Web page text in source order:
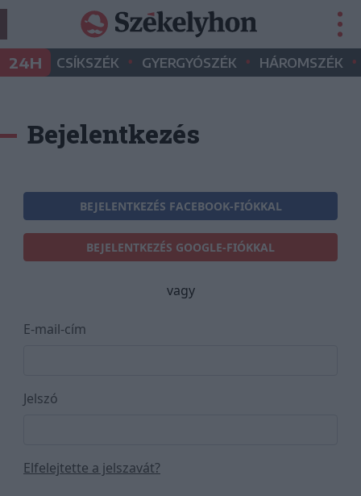
24H CSÍKSZÉK • GYERGYÓSZÉK • HÁROMSZÉK •
Bejelentkezés
BEJELENTKEZÉS FACEBOOK-FIÓKKAL
BEJELENTKEZÉS GOOGLE-FIÓKKAL
vagy
E-mail-cím
Jelszó
Elfelejtette a jelszavát?